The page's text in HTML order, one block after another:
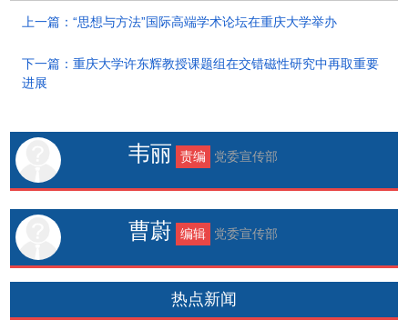
上一篇：“思想与方法”国际高端学术论坛在重庆大学举办
下一篇：重庆大学许东辉教授课题组在交错磁性研究中再取重要
进展
韦丽 责编 党委宣传部
曹蔚 编辑 党委宣传部
热点新闻